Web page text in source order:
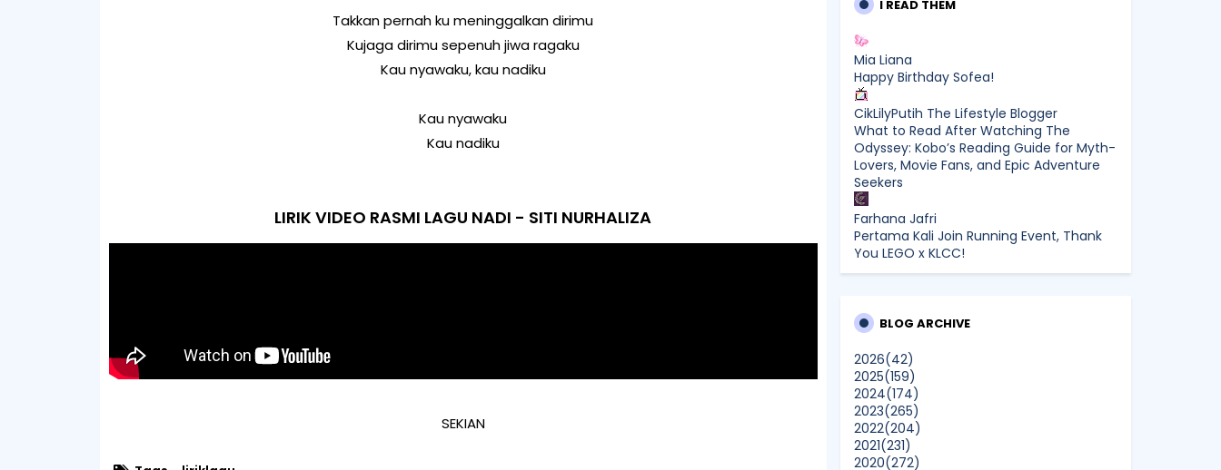
Takkan pernah ku meninggalkan dirimu
Kujaga dirimu sepenuh jiwa ragaku
Kau nyawaku, kau nadiku
Kau nyawaku
Kau nadiku
LIRIK VIDEO RASMI LAGU NADI - SITI NURHALIZA
SEKIAN
I READ THEM
Mia Liana
Happy Birthday Sofea!
CikLilyPutih The Lifestyle Blogger
What to Read After Watching The
Odyssey: Kobo’s Reading Guide for Myth-
Lovers, Movie Fans, and Epic Adventure
Seekers
Farhana Jafri
Pertama Kali Join Running Event, Thank
You LEGO x KLCC!
Odyssey: Kobo’s Reading Guide for Myth-
Seekers
dboystudio
What to Read After Watching The
Odyssey: Kobo’s Reading Guide for Myth-
Lovers, Movie Fans, and Epic Adventure
Seekers
BLOG ARCHIVE
2026(42)
2025(159)
2024(174)
2023(265)
2022(204)
2021(231)
2020(272)